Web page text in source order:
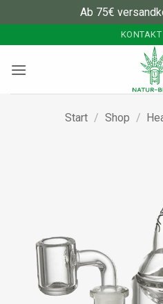
Ab 75€
Inhalt
springen
KONTAKT
Start / Shop /